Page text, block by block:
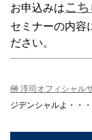
お申込みはこち
セミナーの内容
ださい。
榊 淳司オフィシャル
ジデンシャルよ・・